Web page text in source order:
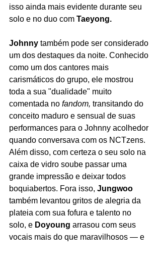
isso ainda mais evidente durante seu
solo e no duo com Taeyong.
Johnny também pode ser considerado
um dos destaques da noite. Conhecido
como um dos cantores mais
carismáticos do grupo, ele mostrou
toda a sua "dualidade" muito
comentada no fandom, transitando do
conceito maduro e sensual de suas
performances para o Johnny acolhedor
quando conversava com os NCTzens.
Além disso, com certeza o seu solo na
caixa de vidro soube passar uma
grande impressão e deixar todos
boquiabertos. Fora isso, Jungwoo
também levantou gritos de alegria da
plateia com sua fofura e talento no
solo, e Doyoung arrasou com seus
vocais mais do que maravilhosos — e